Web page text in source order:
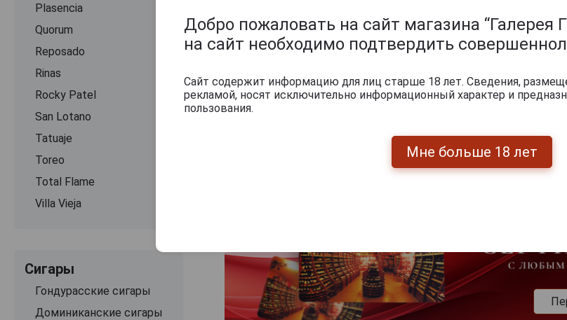
Plasencia
Quorum
Reposado
Rinas
Rocky Patel
San Lotano
Tatuaje
Toreo
Total Flame
Villa Vieja
Сигары
Гондурасские сигары
Доминиканские сигары
Добро пожаловать на сайт магазина “Галерея
на сайт необходимо подтвердить
Сайт содержит информацию для лиц старше 18 лет. Сведения,
рекламой, носят исключительно информационный характер и
пользования.
Мне больше 18 лет